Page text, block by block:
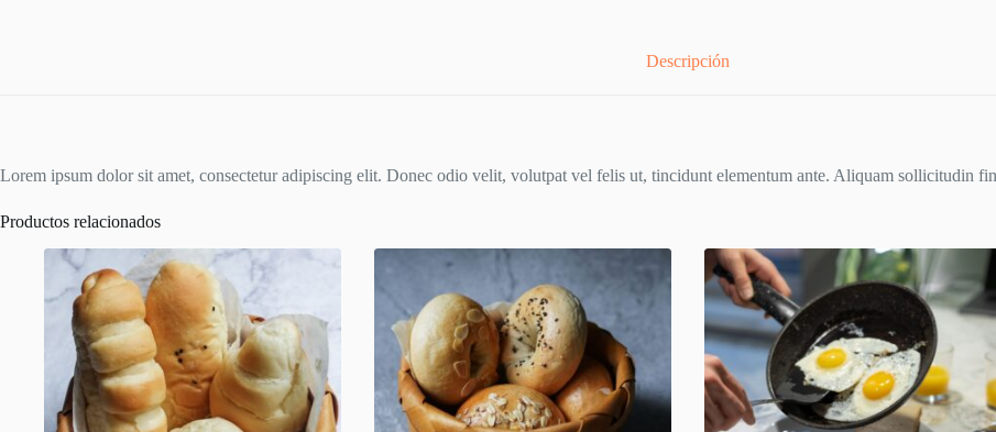
Descripción
Lorem ipsum dolor sit amet, consectetur adipiscing elit. Donec odio velit, volutpat vel felis ut, tincidunt elementum ante. Aliquam sollicitudin
Productos relacionados